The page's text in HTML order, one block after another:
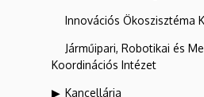
Innovációs Ökoszisztéma
Járműipari, Robotikai és
Koordinációs Intézet
Kancellária